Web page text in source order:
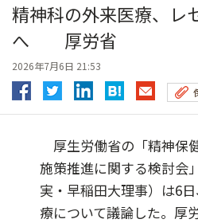
精神科の外来医療、レ
へ 厚労省
2026年7月6日 21:53
厚生労働省の「精神保
施策推進に関する検討会
実・早稲田大理事）は6
療について議論した。厚